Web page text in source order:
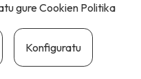
gureCookien Politika
Konfiguratu